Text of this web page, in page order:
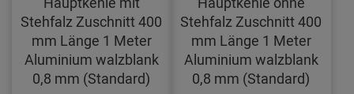
Stehfalz Zuschnitt 400
mm Länge 1 Meter
Aluminium walzblank
0,8 mm (Standard)
Stehfalz Zuschnitt 400
mm Länge 1 Meter
Aluminium walzblank
0,8 mm (Standard)